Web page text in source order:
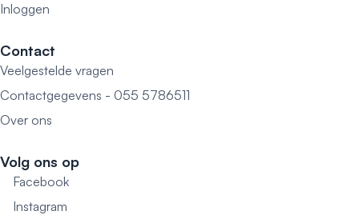
Inloggen
Contact
Veelgestelde vragen
Contactgegevens - 055 5786511
Over ons
Volg ons op
Facebook
Instagram